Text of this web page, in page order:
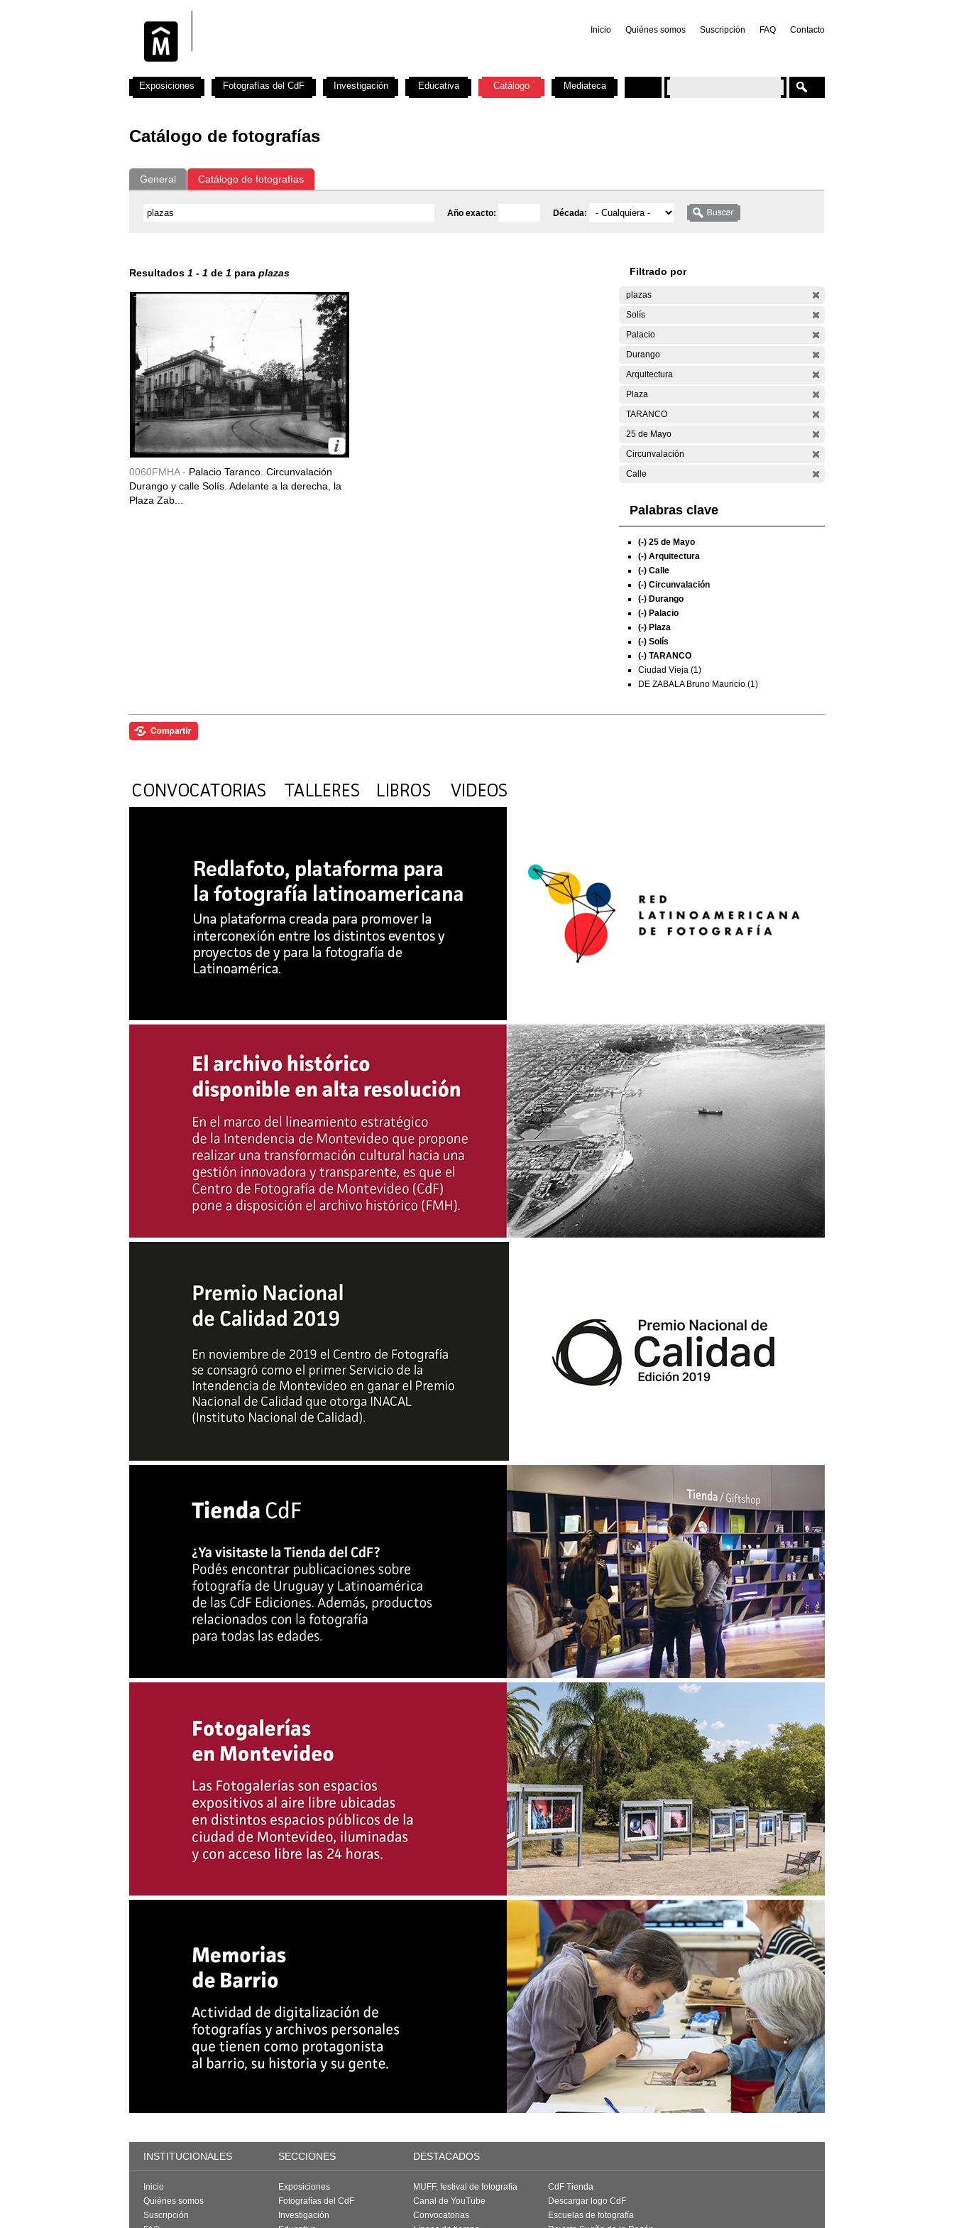
Inicio Quiénes somos Suscripción FAQ Contacto
Catálogo de fotografías
General Catálogo de fotografías
Año exacto: Década:
Resultados 1 - 1 de 1 para plazas
0060FMHA - Palacio Taranco. Circunvalación
Durango y calle Solís. Adelante a la derecha, la
Plaza Zab...
Filtrado por
plazas
Solís
Palacio
Durango
Arquitectura
Plaza
TARANCO
25 de Mayo
Circunvalación
Calle
Palabras clave
(-) 25 de Mayo
(-) Arquitectura
(-) Calle
(-) Circunvalación
(-) Durango
(-) Palacio
(-) Plaza
(-) Solís
(-) TARANCO
Ciudad Vieja (1)
DE ZABALA Bruno Mauricio (1)
Exposiciones Fotografías del CdF Investigación Educativa Catálogo Mediateca
INSTITUCIONALES SECCIONES DESTACADOS
Inicio
Quiénes somos
Suscripción
Exposiciones
Fotografías del CdF
Investigación
MUFF, festival de fotografía
Canal de YouTube
Convocatorias
CdF Tienda
Descargar logo CdF
Escuelas de fotografía